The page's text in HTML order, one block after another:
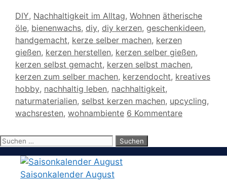
Kategorien
DIY, Nachhaltigkeit im Alltag, Wohnen Schlagwörter
ätherische
öle, bienenwachs, diy, diy kerzen, geschenkideen,
handgemacht, kerze selber machen, kerzen
gießen, kerzen herstellen, kerzen selber gießen,
kerzen selbst gemacht, kerzen selbst machen,
kerzen zum selber machen, kerzendocht, kreatives
hobby, nachhaltig leben, nachhaltigkeit,
naturmaterialien, selbst kerzen machen, upcycling,
wachsresten, wohnambiente 6 Kommentare
Suchen
Saisonkalender August